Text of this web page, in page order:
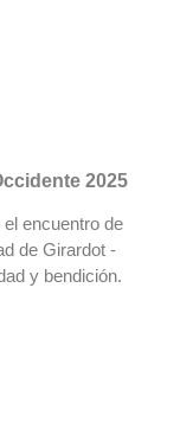
2025
encuentro de
de Girardot -
y bendición.